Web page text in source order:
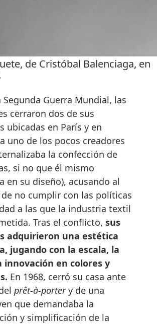
de Cristóbal Balenciaga, en
Guerra Mundial, las
cerraron dos de sus
ubicadas en París y en
uno de los pocos creadores
la confección de
si no que él mismo
en su diseño), acusando al
no cumplir con las políticas
a las que la industria textil
Tras el conflicto, sus
adquirieron una estética
jugando con la escala, la
innovación en colores y
En 1968, cerró su casa ante
prêt-à-portery de una
que demandaba la
y simplificación de la